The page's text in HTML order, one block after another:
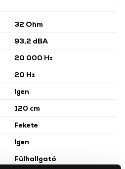
32 Ohm
93,2 dBA
20 000 Hz
20 Hz
Igen
120 cm
Fekete
Igen
Fülhallgató